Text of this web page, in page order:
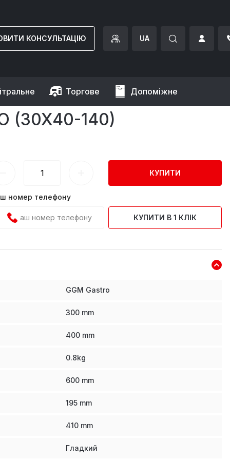
КОНСУЛЬТАЦІЮ UA
Торгове Допоміжне
400 GGM Gastro
(30X40-140)
КУПИТИ
номер телефону
КУПИТИ В 1 КЛІК
GGM Gastro
300 mm
400 mm
0.8kg
600 mm
195 mm
410 mm
Гладкий